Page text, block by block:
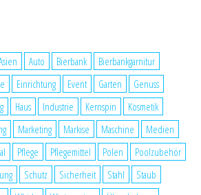
Auto Bierbank
Bierbankgarnitur
Einrichtung Event Garten
Genuss
Haus Industrie Kernspin
Kosmetik
Marketing Markise Maschine
Medien
Pflege Pflegemittel Polen
Poolzubehör
Schutz Sicherheit Stahl
Staub